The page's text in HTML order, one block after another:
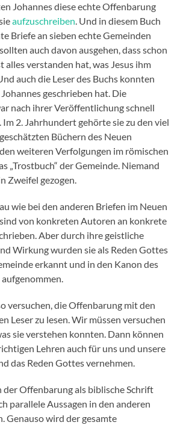
Johannes diese echte Offenbarung
aufzuschreiben. Und in diesem Buch
Briefe an sieben echte Gemeinden
auch davon ausgehen, dass schon
alles verstanden hat, was Jesus ihm
auch die Leser des Buchs konnten
geschrieben hat. Die
nach ihrer Veröffentlichung schnell
2. Jahrhundert gehörte sie zu den viel
Büchern des Neuen
weiteren Verfolgungen im römischen
„Trostbuch“ der Gemeinde. Niemand
Zweifel gezogen.
wie bei den anderen Briefen im Neuen
von konkreten Autoren an konkrete
Aber durch ihre geistliche
Wirkung wurden sie als Reden Gottes
erkannt und in den Kanon des
versuchen, die Offenbarung mit den
Leser zu lesen. Wir müssen versuchen
sie verstehen konnten. Dann können
Lehren auch für uns und unsere
das Reden Gottes vernehmen.
der Offenbarung als biblische Schrift
parallele Aussagen in den anderen
Genauso wird der gesamte